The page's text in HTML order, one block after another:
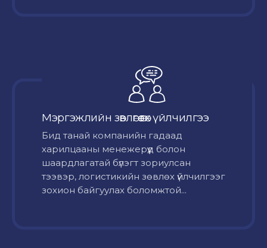
Мэргэжлийн зөвлөгөө өгөх үйлчилгээ
Бид танай компанийн гадаад
харилцааны менежерүүд болон
шаардлагатай бүлэгт зориулсан
тээвэр, логистикийн зөвлөх үйлчилгээг
зохион байгуулах боломжтой...